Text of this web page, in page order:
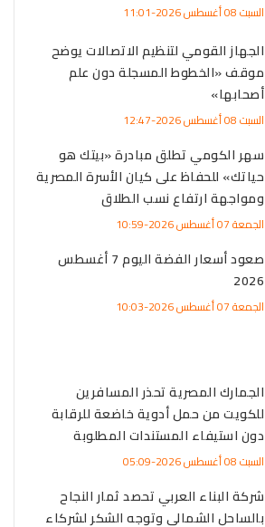
السبت 08 أغسطس 2026-11:01
الجهاز القومي لتنظيم الاتصالات يوضح
موقف «الخطوط المسجلة دون علم
أصحابها»
السبت 08 أغسطس 2026-12:47
سهر الكومي تطلق مبادرة «بيتك هو
حياتك» للحفاظ على كيان الأسرة المصرية
ومواجهة ارتفاع نسب الطلاق
الجمعة 07 أغسطس 2026-10:59
صعود أسعار الفضة اليوم 7 أغسطس
2026
الجمعة 07 أغسطس 2026-10:03
الجمارك المصرية تحذر المسافرين
للكويت من حمل أدوية خاضعة للرقابة
دون استيفاء المستندات المطلوبة
السبت 08 أغسطس 2026-05:09
شركة البناء العربي تحصد ثمار النجاح
بالساحل الشمالي وتوجه الشكر لشركاء